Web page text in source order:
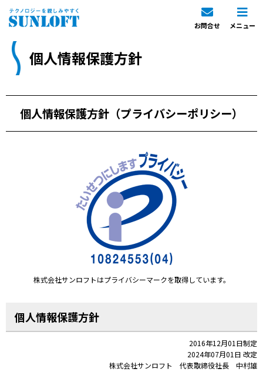
メニュー
お問合せ
個人情報保護方針
個人情報保護方針（プライバシーポリシー）
株式会社サンロフトはプライバシーマークを取得しています。
個人情報保護方針
2016年12月01日制定
2024年07月01日 改定
株式会社サンロフト 代表取締役社長 中村雄